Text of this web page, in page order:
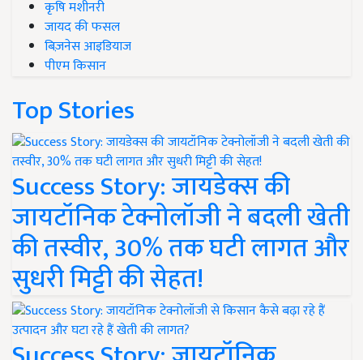
कृषि मशीनरी
जायद की फसल
बिज़नेस आइडियाज
पीएम किसान
Top Stories
Success Story: जायडेक्स की
जायटॉनिक टेक्नोलॉजी ने बदली खेती
की तस्वीर, 30% तक घटी लागत और
सुधरी मिट्टी की सेहत!